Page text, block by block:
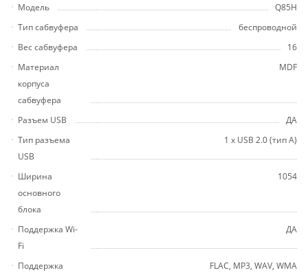
Модель
Q85H
Тип сабвуфера
беспроводной
Вес сабвуфера
16
Материал
корпуса
сабвуфера
MDF
Разъем USB
ДА
Тип разъема
USB
1 х USB 2.0 (тип A)
Ширина
основного
блока
1054
Поддержка Wi-
Fi
ДА
Поддержка
FLAC, MP3, WAV, WMA